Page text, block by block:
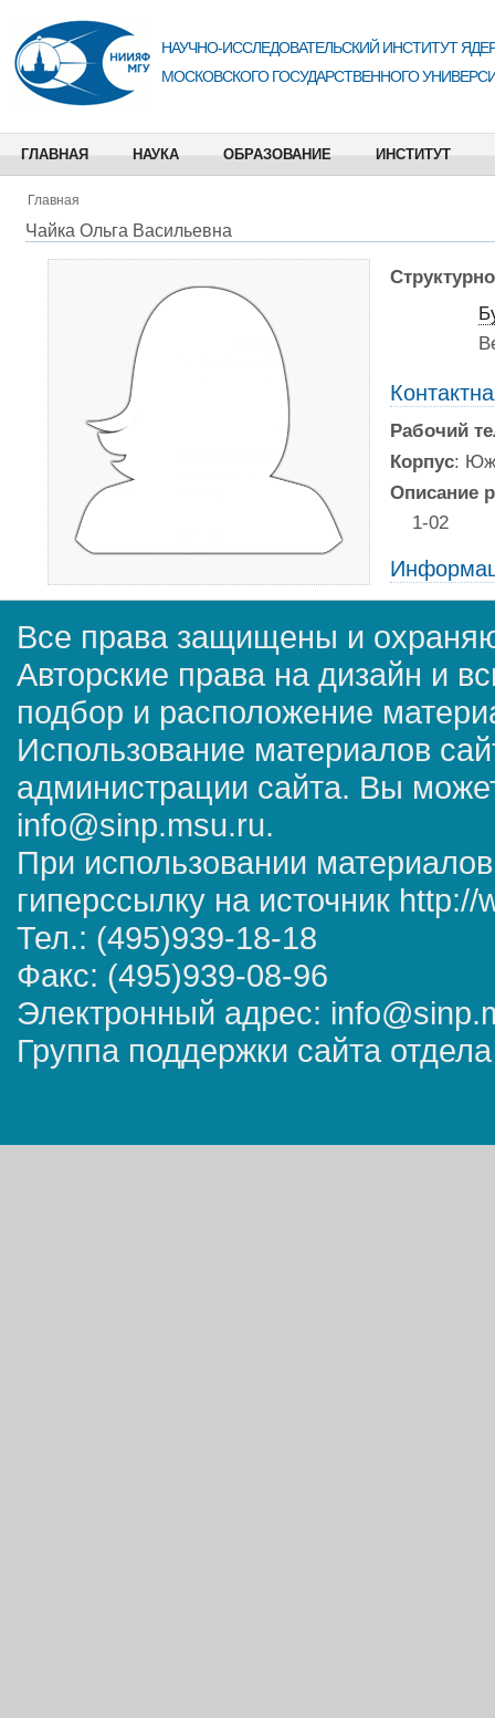
НАУЧНО-ИССЛЕДОВАТЕЛЬСКИЙ ИНСТИТУТ
МОСКОВСКОГО ГОСУДАРСТВЕННОГО
ГЛАВНАЯ НАУКА ОБРАЗОВАНИЕ ИНСТИТУТ
Главная
Чайка Ольга Васильевна
Рабочий
Корпус:
Описание
1-02
Все права защищены и
Авторские права на дизайн и
подбор и расположение
Использование материалов
администрации сайта. Вы
info@sinp.msu.ru.
При использовании
гиперссылку на источник
Тел.: (495)939-18-18
Факс: (495)939-08-96
Электронный адрес:
Группа поддержки сайта